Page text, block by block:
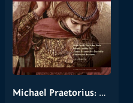
Michael Praetorius: Michaelisvesper